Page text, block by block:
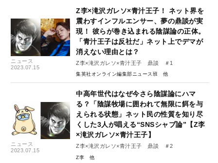
ニュース
2023.07.15
Z李×滝沢ガレソ×青汁王子！ ネット界を
震わすインフルエンサー、夢の鼎談が実
現！ 彼らが巻き込まれる陰謀論の正体。
「青汁王子は反社だ」ネット上でデマが
消えない理由とは？
Z李×滝沢ガレソ×青汁王子 鼎談 ＃1
集英社オンライン編集部ニュース班
ニュース
2023.07.15
中高年世代はなぜ今さら陰謀論にハマ
る？「陰謀牧場に囲われて無限に餌を与
えられる状態」ネット民の性質を知り尽
くした3人が唱える“SNSシャブ論”【Z李
×滝沢ガレソ×青汁王子】
Z李×滝沢ガレソ×青汁王子 鼎談 ＃2
Z李